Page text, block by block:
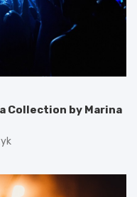
Collection by Marina